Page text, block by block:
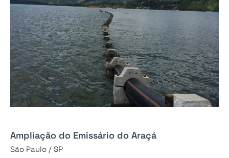
Ampliação do Emissário do Araçá
São Paulo / SP